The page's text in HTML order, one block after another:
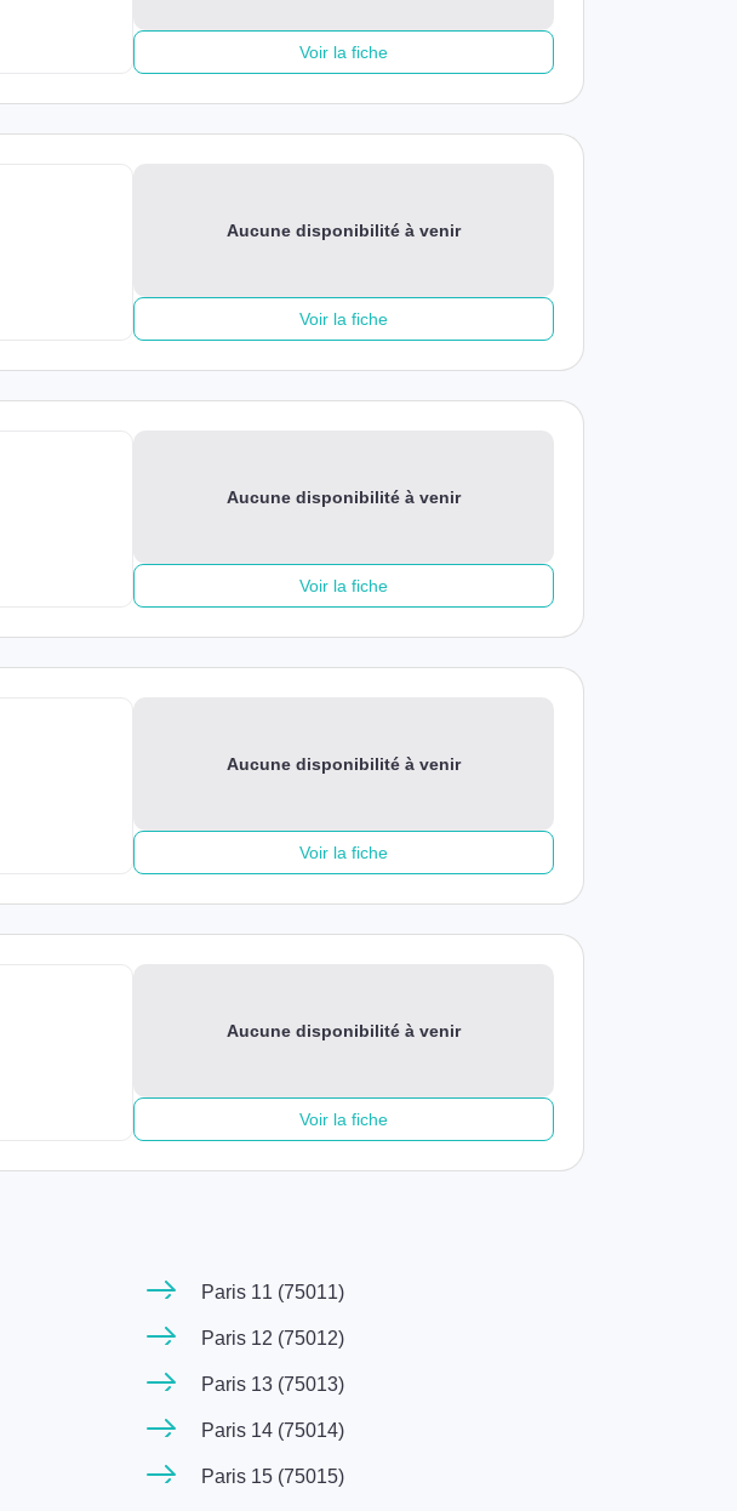
Voir la fiche
Aucune disponibilité à venir
Voir la fiche
Aucune disponibilité à venir
Voir la fiche
Aucune disponibilité à venir
Voir la fiche
Aucune disponibilité à venir
Voir la fiche
Paris 11 (75011)
Paris 12 (75012)
Paris 13 (75013)
Paris 14 (75014)
Paris 15 (75015)